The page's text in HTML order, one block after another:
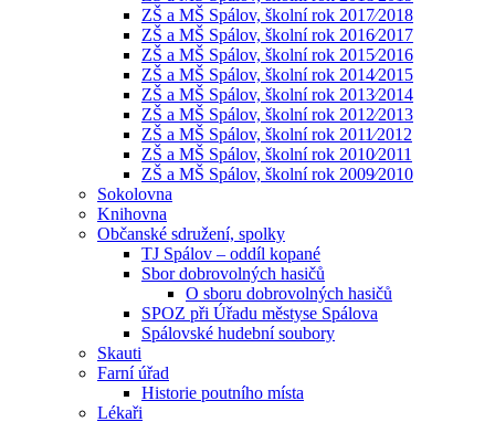
ZŠ a MŠ Spálov, školní rok 2017⁄2018
ZŠ a MŠ Spálov, školní rok 2016⁄2017
ZŠ a MŠ Spálov, školní rok 2015⁄2016
ZŠ a MŠ Spálov, školní rok 2014⁄2015
ZŠ a MŠ Spálov, školní rok 2013⁄2014
ZŠ a MŠ Spálov, školní rok 2012⁄2013
ZŠ a MŠ Spálov, školní rok 2011⁄2012
ZŠ a MŠ Spálov, školní rok 2010⁄2011
ZŠ a MŠ Spálov, školní rok 2009⁄2010
Sokolovna
Knihovna
Občanské sdružení, spolky
TJ Spálov – oddíl kopané
Sbor dobrovolných hasičů
O sboru dobrovolných hasičů
SPOZ při Úřadu městyse Spálova
Spálovské hudební soubory
Skauti
Farní úřad
Historie poutního místa
Lékaři